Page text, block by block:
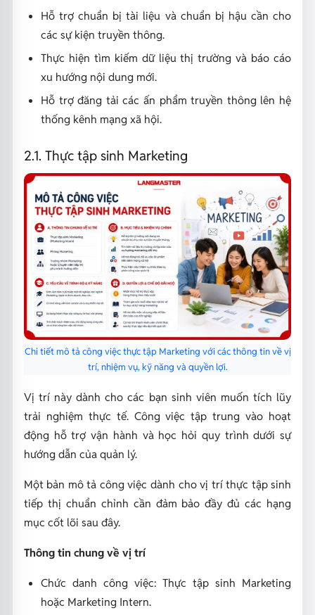
Hỗ trợ chuẩn bị tài liệu và chuẩn bị hậu cần cho
các sự kiện truyền thông.
Thực hiện tìm kiếm dữ liệu thị trường và báo cáo
xu hướng nội dung mới.
Hỗ trợ đăng tải các ấn phẩm truyền thông lên hệ
thống kênh mạng xã hội.
2.1. Thực tập sinh Marketing
Chi tiết mô tả công việc thực tập Marketing với các thông tin về vị
trí, nhiệm vụ, kỹ năng và quyền lợi.
Vị trí này dành cho các bạn sinh viên muốn tích lũy
trải nghiệm thực tế. Công việc tập trung vào hoạt
động hỗ trợ vận hành và học hỏi quy trình dưới sự
hướng dẫn của quản lý.
Một bản mô tả công việc dành cho vị trí thực tập sinh
tiếp thị chuẩn chỉnh cần đảm bảo đầy đủ các hạng
mục cốt lõi sau đây.
Thông tin chung về vị trí
Chức danh công việc: Thực tập sinh Marketing
hoặc Marketing Intern.